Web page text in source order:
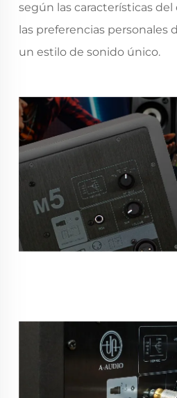
según las características
las preferencias personales
un estilo de sonido único.